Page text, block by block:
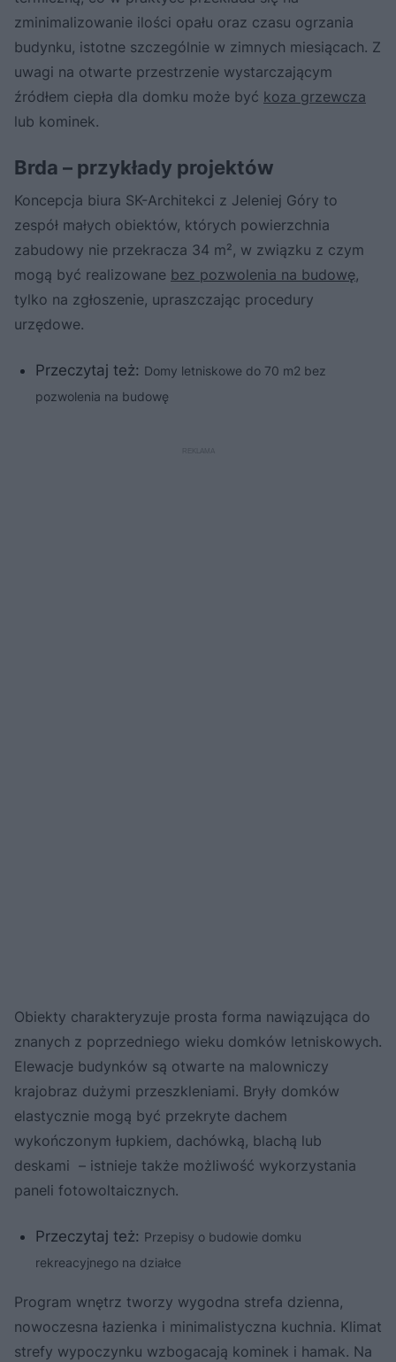
zminimalizowanie ilości opału oraz czasu ogrzania
budynku, istotne szczególnie w zimnych miesiącach. Z
uwagi na otwarte przestrzenie wystarczającym
źródłem ciepła dla domku może być koza grzewcza
lub kominek.
Brda – przykłady projektów
Koncepcja biura SK-Architekci z Jeleniej Góry to
zespół małych obiektów, których powierzchnia
zabudowy nie przekracza 34 m², w związku z czym
mogą być realizowane bez pozwolenia na budowę,
tylko na zgłoszenie, upraszczając procedury
urzędowe.
Przeczytaj też: Domy letniskowe do 70 m2 bez
pozwolenia na budowę
Obiekty charakteryzuje prosta forma nawiązująca do
znanych z poprzedniego wieku domków letniskowych.
Elewacje budynków są otwarte na malowniczy
krajobraz dużymi przeszkleniami. Bryły domków
elastycznie mogą być przekryte dachem
wykończonym łupkiem, dachówką, blachą lub
deskami – istnieje także możliwość wykorzystania
paneli fotowoltaicznych.
Przeczytaj też: Przepisy o budowie domku
rekreacyjnego na działce
Program wnętrz tworzy wygodna strefa dzienna,
nowoczesna łazienka i minimalistyczna kuchnia. Klimat
strefy wypoczynku wzbogacają kominek i hamak. Na